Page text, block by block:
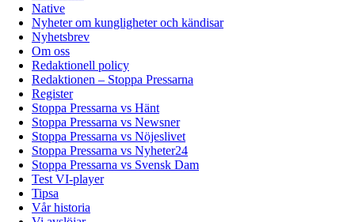
Native
Nyheter om kungligheter och kändisar
Nyhetsbrev
Om oss
Redaktionell policy
Redaktionen – Stoppa Pressarna
Register
Stoppa Pressarna vs Hänt
Stoppa Pressarna vs Newsner
Stoppa Pressarna vs Nöjeslivet
Stoppa Pressarna vs Nyheter24
Stoppa Pressarna vs Svensk Dam
Test VI-player
Tipsa
Vår historia